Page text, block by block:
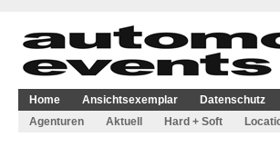
Home Ansichtsexemplar Datenschutz
Agenturen
Aktuell Hard + Soft